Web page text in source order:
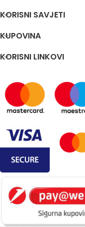
KORISNI SAVJETI
KUPOVINA
KORISNI LINKOVI